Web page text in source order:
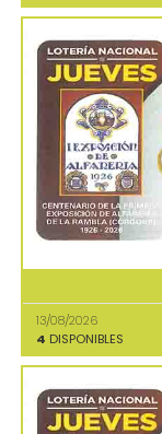
13/08/2026
4 DISPONIBLES